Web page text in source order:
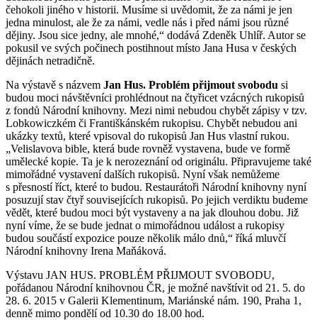
čehokoli jiného v historii. Musíme si uvědomit, že za námi je jen
jedna minulost, ale že za námi, vedle nás i před námi jsou různé
dějiny. Jsou sice jedny, ale mnohé,“ dodává Zdeněk Uhlíř. Autor se
pokusil ve svých počinech postihnout místo Jana Husa v českých
dějinách netradičně.
Na výstavě s názvem Jan Hus. Problém přijmout svobodu si
budou moci návštěvníci prohlédnout na čtyřicet vzácných rukopisů
z fondů Národní knihovny. Mezi nimi nebudou chybět zápisy v tzv.
Lobkowiczkém či Františkánském rukopisu. Chybět nebudou ani
ukázky textů, které vpisoval do rukopisů Jan Hus vlastní rukou.
„Velislavova bible, která bude rovněž vystavena, bude ve formě
umělecké kopie. Ta je k nerozeznání od originálu. Připravujeme také
mimořádné vystavení dalších rukopisů. Nyní však nemůžeme
s přesností říct, které to budou. Restaurátoři Národní knihovny nyní
posuzují stav čtyř souvisejících rukopisů. Po jejich verdiktu budeme
vědět, které budou moci být vystaveny a na jak dlouhou dobu. Již
nyní víme, že se bude jednat o mimořádnou událost a rukopisy
budou součástí expozice pouze několik málo dnů,“ říká mluvčí
Národní knihovny Irena Maňáková.
Výstavu JAN HUS. PROBLÉM PŘIJMOUT SVOBODU,
pořádanou Národní knihovnou ČR, je možné navštívit od 21. 5. do
28. 6. 2015 v Galerii Klementinum, Mariánské nám. 190, Praha 1,
denně mimo pondělí od 10.30 do 18.00 hod.